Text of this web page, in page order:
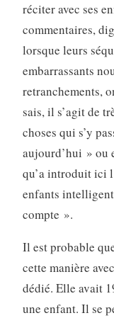
réciter avec ses
commentaires,
lorsque leurs
embarrassants
retranchements,
sais, il s’agit de
choses qui s’y
aujour­d’hui » ou
qu’a introduit ici
enfants
compte ».
Il est probable
cette manière
dédié. Elle avait
une enfant. Il se